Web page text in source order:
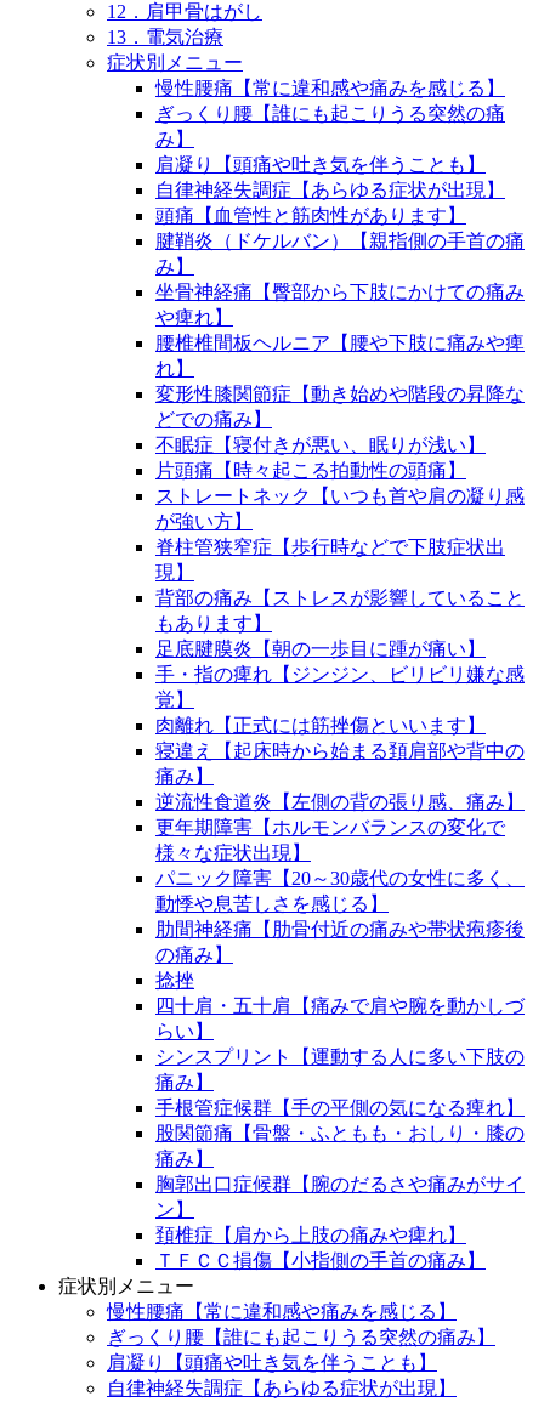
12．肩甲骨はがし
13．電気治療
症状別メニュー
慢性腰痛【常に違和感や痛みを感じる】
ぎっくり腰【誰にも起こりうる突然の痛
み】
肩凝り【頭痛や吐き気を伴うことも】
自律神経失調症【あらゆる症状が出現】
頭痛【血管性と筋肉性があります】
腱鞘炎（ドケルバン）【親指側の手首の痛
み】
坐骨神経痛【臀部から下肢にかけての痛み
や痺れ】
腰椎椎間板ヘルニア【腰や下肢に痛みや痺
れ】
変形性膝関節症【動き始めや階段の昇降な
どでの痛み】
不眠症【寝付きが悪い、眠りが浅い】
片頭痛【時々起こる拍動性の頭痛】
ストレートネック【いつも首や肩の凝り感
が強い方】
脊柱管狭窄症【歩行時などで下肢症状出
現】
背部の痛み【ストレスが影響していること
もあります】
足底腱膜炎【朝の一歩目に踵が痛い】
手・指の痺れ【ジンジン、ビリビリ嫌な感
覚】
肉離れ【正式には筋挫傷といいます】
寝違え【起床時から始まる頚肩部や背中の
痛み】
逆流性食道炎【左側の背の張り感、痛み】
更年期障害【ホルモンバランスの変化で
様々な症状出現】
パニック障害【20～30歳代の女性に多く、
動悸や息苦しさを感じる】
肋間神経痛【肋骨付近の痛みや帯状疱疹後
の痛み】
捻挫
四十肩・五十肩【痛みで肩や腕を動かしづ
らい】
シンスプリント【運動する人に多い下肢の
痛み】
手根管症候群【手の平側の気になる痺れ】
股関節痛【骨盤・ふともも・おしり・膝の
痛み】
胸郭出口症候群【腕のだるさや痛みがサイ
ン】
頚椎症【肩から上肢の痛みや痺れ】
ＴＦＣＣ損傷【小指側の手首の痛み】
症状別メニュー
慢性腰痛【常に違和感や痛みを感じる】
ぎっくり腰【誰にも起こりうる突然の痛み】
肩凝り【頭痛や吐き気を伴うことも】
自律神経失調症【あらゆる症状が出現】